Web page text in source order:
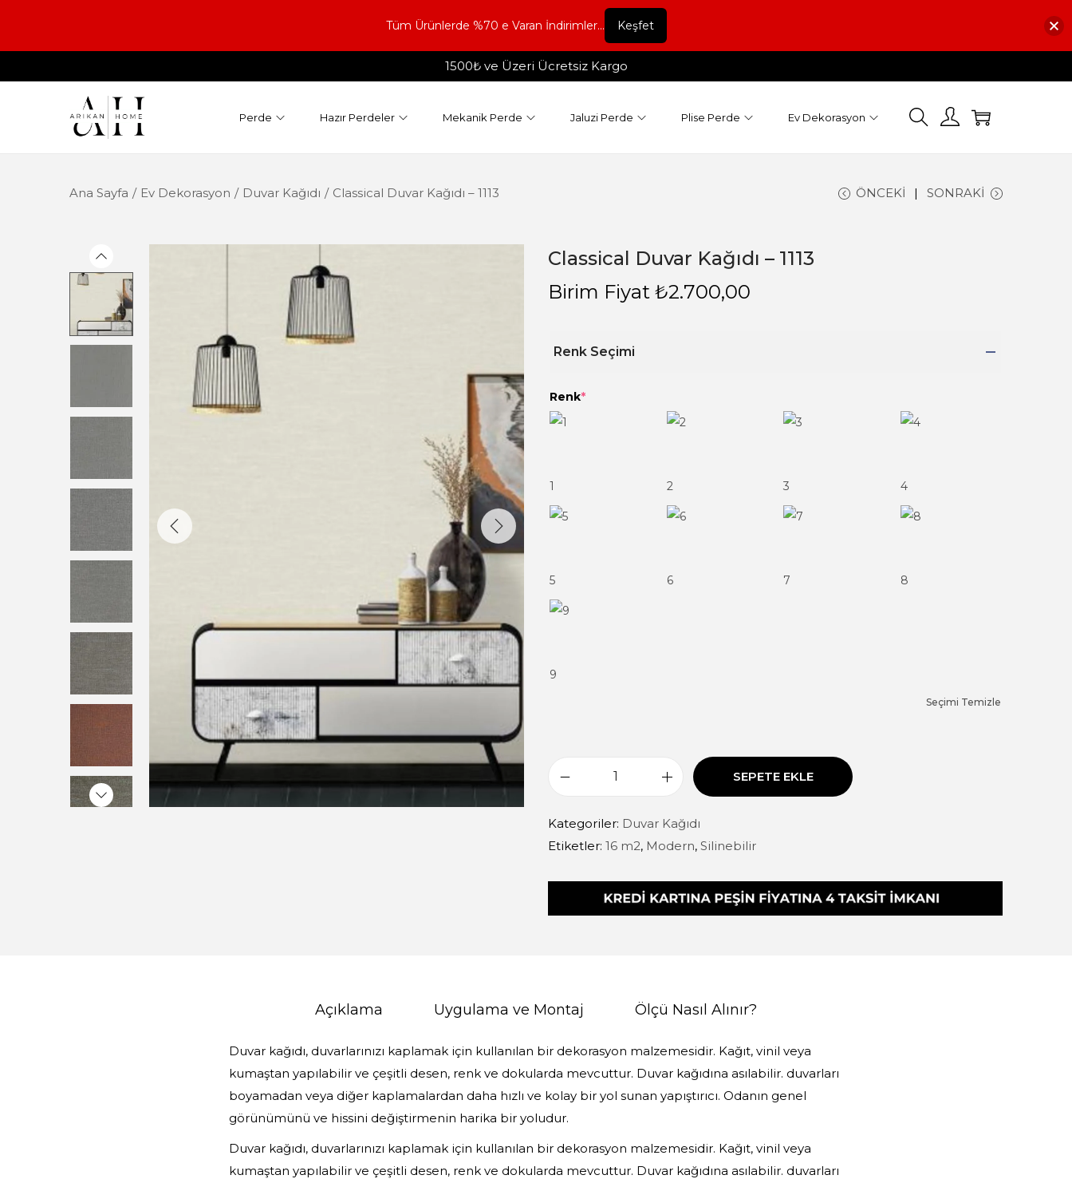
1500₺ ve Üzeri Ücretsiz Kargo
Perde Hazır Perdeler Mekanik Perde Jaluzi Perde Plise Perde Ev Dekorasyon
Ana Sayfa / Ev Dekorasyon / Duvar Kağıdı / Classical Duvar Kağıdı – 1113 ÖNCEKI SONRAKI
Classical Duvar Kağıdı – 1113
Birim Fiyat ₺2.700,00
Renk Seçimi
Renk*
1 2 3 4
5 6 7 8
9
Seçimi Temizle
SEPETE EKLE
Kategoriler: Duvar Kağıdı
Etiketler: 16 m2, Modern, Silinebilir
Açıklama Uygulama ve Montaj Ölçü Nasıl Alınır?
Duvar kağıdı, duvarlarınızı kaplamak için kullanılan bir dekorasyon malzemesidir. Kağıt, vinil veya
kumaştan yapılabilir ve çeşitli desen, renk ve dokularda mevcuttur. Duvar kağıdına asılabilir. duvarları
boyamadan veya diğer kaplamalardan daha hızlı ve kolay bir yol sunan yapıştırıcı. Odanın genel
görünümünü ve hissini değiştirmenin harika bir yoludur.
Duvar kağıdı, duvarlarınızı kaplamak için kullanılan bir dekorasyon malzemesidir. Kağıt, vinil veya
kumaştan yapılabilir ve çeşitli desen, renk ve dokularda mevcuttur. Duvar kağıdına asılabilir. duvarları
Tüm Ürünlerde %70 e Varan İndirimler... Keşfet